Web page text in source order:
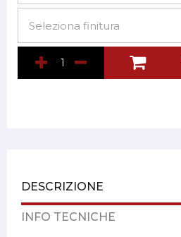
DESCRIZIONE
INFO TECNICHE